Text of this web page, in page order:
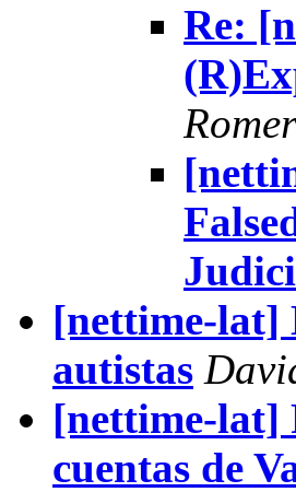
Re:
[nettime-lat]
autistas
[nettime-lat]
cuentas de